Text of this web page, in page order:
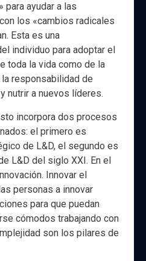
para ayudar a las
los «cambios radicales
Esta es una
individuo para adoptar el
toda la vida como de la
responsabilidad de
nutrir a nuevos líderes.
incorpora dos procesos
el primero es
de L&D, el segundo es
L&D del siglo XXI. En el
Innovar el
personas a innovar
para que puedan
cómodos trabajando con
son los pilares de